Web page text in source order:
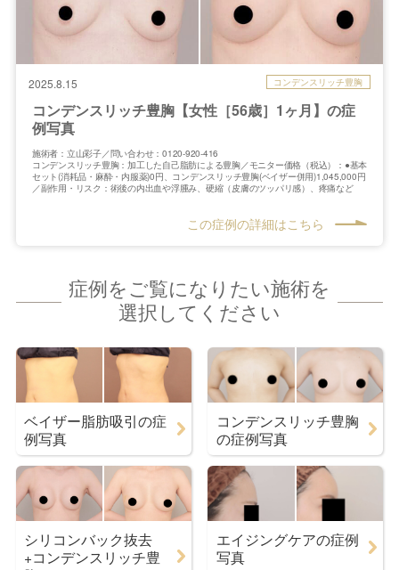
2025.8.15 コンデンスリッチ豊胸
コンデンスリッチ豊胸【女性［56歳］1ヶ月】の症
例写真
施術者：立山彩子／問い合わせ：0120-920-416
コンデンスリッチ豊胸：加工した自己脂肪による豊胸／モニター価格（税込）：●基本
セット(消耗品・麻酔・内服薬)0円、コンデンスリッチ豊胸(ベイザー併用)1,045,000円
／副作用・リスク：術後の内出血や浮腫み、硬縮（皮膚のツッパリ感）、疼痛など
この症例の詳細はこちら
症例をご覧になりたい施術を
選択してください
ベイザー脂肪吸引の症
例写真
コンデンスリッチ豊胸
の症例写真
シリコンバック抜去
+コンデンスリッチ豊
エイジングケアの症例
写真